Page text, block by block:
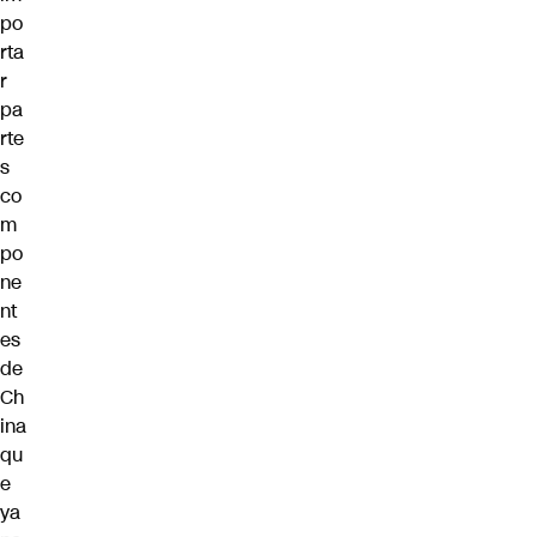
po
rta
r
pa
rte
s
co
m
po
ne
nt
es
de
Ch
ina
qu
e
ya